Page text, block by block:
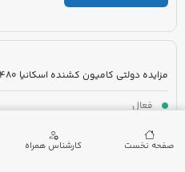
فعال
خراسان رضوی - سرخس
کد مزایده : 5221007155000004
صفحه نخست کارشناس همراه